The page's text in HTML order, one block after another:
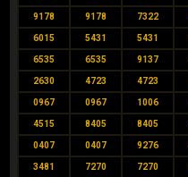
9178 9178 7322
6015 5431 5431
6535 6535 9137
2630 4723 4723
0967 0967 1006
4515 8405 8405
0407 0407 9276
3481 7270 7270